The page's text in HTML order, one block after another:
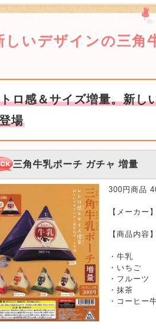
しいデザインの三角
ロ感＆サイズ増量。新し
場
三角牛乳ポーチ ガチャ 増量
300円商品
【メーカー
【商品内容
・牛乳
・いちご
・フルーツ
・抹茶
・コーヒー